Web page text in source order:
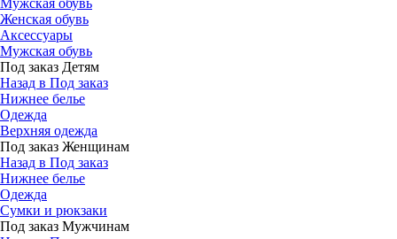
Мужская обувь
Женская обувь
Аксессуары
Мужская обувь
Под заказ Детям
Назад в Под заказ
Нижнее белье
Одежда
Верхняя одежда
Под заказ Женщинам
Назад в Под заказ
Нижнее белье
Одежда
Сумки и рюкзаки
Под заказ Мужчинам